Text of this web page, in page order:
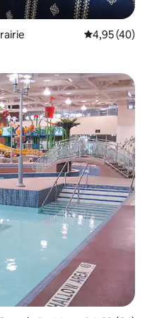
Priemerné
4,95 (40)